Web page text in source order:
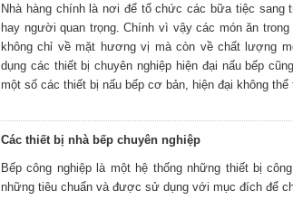
Nhà hàng chính là nơi để tổ chức các bữa tiệc sang
hay người quan trọng. Chính vì vậy các món ăn
không chỉ về mặt hương vị mà còn về chất lượng
dụng các thiết bị chuyên nghiệp hiện đại nấu bếp
một số các thiết bị nấu bếp cơ bản, hiện đại không thể
Các thiết bị nhà bếp chuyên nghiệp
Bếp công nghiệp là một hệ thống những thiết bị
những tiêu chuẩn và được sử dụng với mục đích để